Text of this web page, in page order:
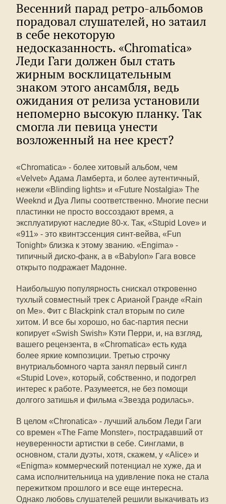
Весенний парад ретро-альбомов
порадовал слушателей, но затаил
в себе некоторую
недосказанность. «Chromatica»
Леди Гаги должен был стать
жирным восклицательным
знаком этого ансамбля, ведь
ожидания от релиза установили
непомерно высокую планку. Так
смогла ли певица унести
возложенный на нее крест?
«Chromatica» - более хитовый альбом, чем
«Velvet» Адама Ламберта, и более аутентичный,
нежели «Blinding lights» и «Future Nostalgia» The
Weeknd и Дуа Липы соответственно. Многие песни
пластинки не просто воссоздают время, а
эксплуатируют наследие 80-х. Так, «Stupid Love» и
«911» - это квинтэссенция синт-вейва, «Fun
Tonight» близка к этому званию. «Engima» -
типичный диско-фанк, а в «Babylon» Гага вовсе
открыто подражает Мадонне.
Наибольшую популярность снискал откровенно
тухлый совместный трек с Арианой Гранде «Rain
on Me». Фит с Blackpink стал вторым по силе
хитом. И все бы хорошо, но бас-партия песни
копирует «Swish Swish» Кэти Перри, и, на взгляд,
вашего рецензента, в «Chromatica» есть куда
более яркие композиции. Третью строчку
внутриальбомного чарта занял первый сингл
«Stupid Love», который, собственно, и подогрел
интерес к работе. Разумеется, не без помощи
долгого затишья и фильма «Звезда родилась».
В целом «Chronatica» - лучший альбом Леди Гаги
со времен «The Fame Monster», пострадавший от
неуверенности артистки в себе. Синглами, в
основном, стали дуэты, хотя, скажем, у «Alice» и
«Enigma» коммерческий потенциал не хуже, да и
сама исполнительница на удивление пока не стала
пережитком прошлого и все еще интересна.
Однако любовь слушателей решили выкачивать из